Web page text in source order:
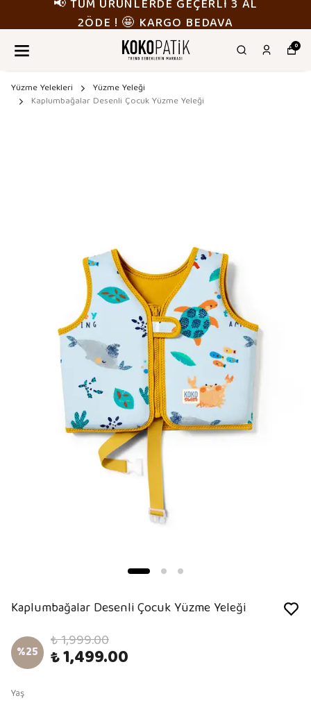
📢 TÜM ÜRÜNLERDE GEÇERLİ 3 AL
2ÖDE ! 🤩 KARGO BEDAVA
0
Yüzme Yelekleri
Yüzme Yeleği
Kaplumbağalar Desenli Çocuk Yüzme Yeleği
Kaplumbağalar Desenli Çocuk Yüzme Yeleği
%25 ₺ 1,999.00
₺ 1,499.00
Yaş